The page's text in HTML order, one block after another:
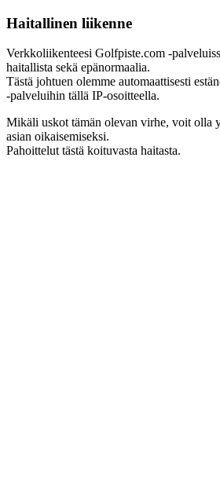
Haitallinen liikenne
Verkkoliikenteesi Golfpiste.com -
haitallista sekä epänormaalia.
Tästä johtuen olemme automaattisesti
-palveluihin tällä IP-osoitteella.
Mikäli uskot tämän olevan virhe, voit olla
asian oikaisemiseksi.
Pahoittelut tästä koituvasta haitasta.